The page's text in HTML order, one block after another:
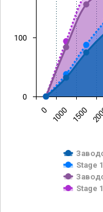
Stage
Stage
0 1000 1500
0
100